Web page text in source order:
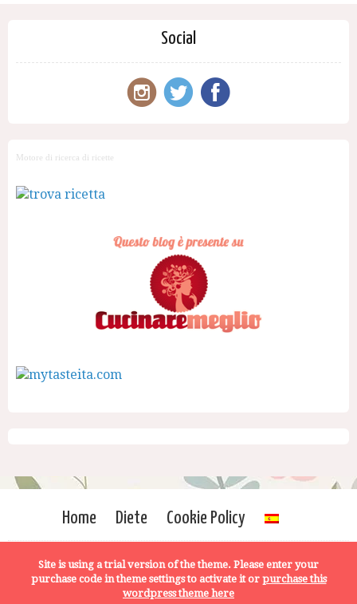
Social
Motore di ricerca di ricette
Home Diete Cookie Policy
Site is using a trial version of the theme. Please enter your
purchase code in theme settings to activate it or purchase this
wordpress theme here